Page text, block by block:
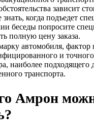
зависит
знать, когда подъедет
беседы попросите
полную цену заказа.
автомобиля, фактор
и
наиболее подходящего
транспорта.
Амрон